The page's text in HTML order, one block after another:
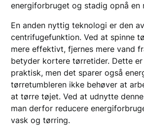
energiforbruget og stadig opnå en
En anden nyttig teknologi er den
centrifugefunktion. Ved at spinne
mere effektivt, fjernes mere vand
betyder kortere tørretider. Dette
praktisk, men det sparer også
tørretumbleren ikke behøver at
at tørre tøjet. Ved at udnytte
man derfor reducere
vask og tørring.